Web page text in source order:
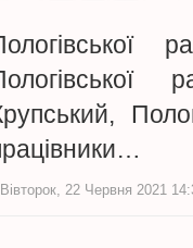
Вівторок, 22 Червня 2021